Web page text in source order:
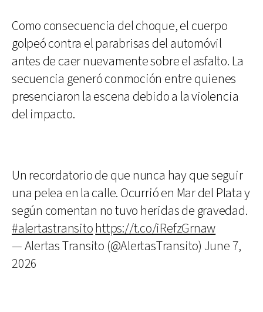
Como consecuencia del choque, el cuerpo
golpeó contra el parabrisas del automóvil
antes de caer nuevamente sobre el asfalto. La
secuencia generó conmoción entre quienes
presenciaron la escena debido a la violencia
del impacto.
Un recordatorio de que nunca hay que seguir
una pelea en la calle. Ocurrió en Mar del Plata y
según comentan no tuvo heridas de gravedad.
#alertastransito https://t.co/iRefzGrnaw
— Alertas Transito (@AlertasTransito) June 7,
2026